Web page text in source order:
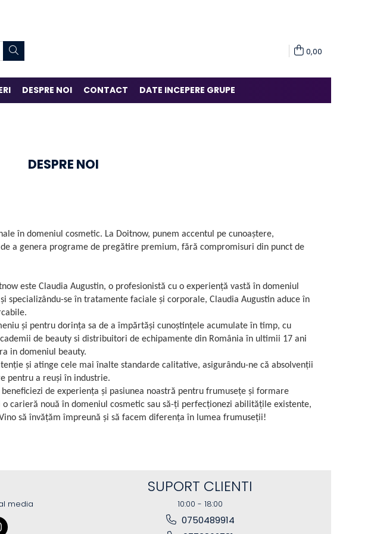
0,00
DESPRE NOI CONTACT DATE INCEPERE GRUPE
DESPRE NOI
în domeniul cosmetic. La Doitnow, punem accentul pe cunoaștere,
a genera programe de pregătire premium, fără compromisuri din punct de
este Claudia Augustin, o profesionistă cu o experiență vastă în domeniul
specializându-se în tratamente faciale și corporale, Claudia Augustin aduce în
și pentru dorința sa de a împărtăși cunoștințele acumulate în timp, cu
de beauty si distribuitori de echipamente din România în ultimii 17 ani
in domeniul beauty.
și atinge cele mai înalte standarde calitative, asigurându-ne că absolvenții
pentru a reuși în industrie.
de experiența și pasiunea noastră pentru frumusețe și formare
carieră nouă în domeniul cosmetic sau să-ți perfecționezi abilitățile existente,
să învățăm împreună și să facem diferența în lumea frumuseții!
media
SUPORT CLIENTI
10:00 - 18:00
0750489914